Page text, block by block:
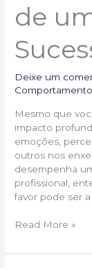
de
Deixe um
Comportamento
Mesmo que
impacto
emoções,
outros nos
desempenha
profissional,
favor pode ser a
Read More »